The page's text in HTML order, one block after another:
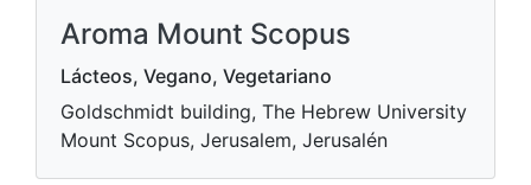
Aroma Mount Scopus
Lácteos, Vegano, Vegetariano
Goldschmidt building, The Hebrew University
Mount Scopus, Jerusalem, Jerusalén